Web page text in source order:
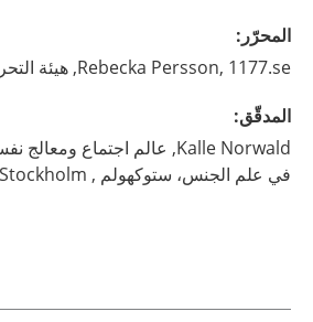
المحرّر :
Rebecka Persson, 1177.se, هيئة التحرير الوطنية
المدقّق:
Kalle Norwald,
عالم اجتماع ومعالج
في علم الجنس، ستوكهولم , Stockholm